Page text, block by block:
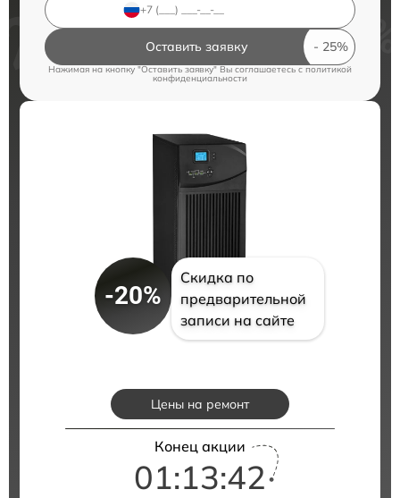
Оставить заявку
Нажимая на кнопку "Оставить заявку" Вы соглашаетесь cполитикой
конфиденциальности
-20%
Скидка по
предварительной
записи на сайте
Цены на ремонт
Конец акции
01:13:41